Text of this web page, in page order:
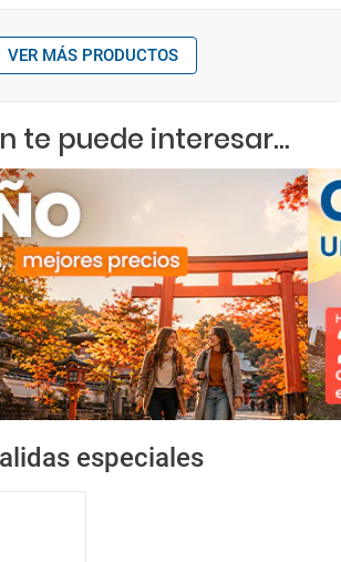
VER MÁS PRODUCTOS
te puede interesar...
especiales